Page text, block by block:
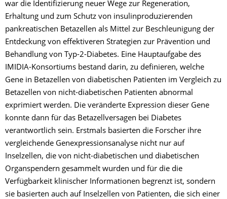
war die Identifizierung neuer Wege zur Regeneration,
Erhaltung und zum Schutz von insulinproduzierenden
pankreatischen Betazellen als Mittel zur Beschleunigung der
Entdeckung von effektiveren Strategien zur Prävention und
Behandlung von Typ-2-Diabetes. Eine Hauptaufgabe des
IMIDIA-Konsortiums bestand darin, zu definieren, welche
Gene in Betazellen von diabetischen Patienten im Vergleich zu
Betazellen von nicht-diabetischen Patienten abnormal
exprimiert werden. Die veränderte Expression dieser Gene
konnte dann für das Betazellversagen bei Diabetes
verantwortlich sein. Erstmals basierten die Forscher ihre
vergleichende Genexpressionsanalyse nicht nur auf
Inselzellen, die von nicht-diabetischen und diabetischen
Organspendern gesammelt wurden und für die die
Verfügbarkeit klinischer Informationen begrenzt ist, sondern
sie basierten auch auf Inselzellen von Patienten, die sich einer